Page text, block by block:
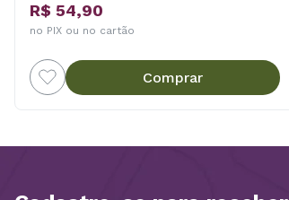
R$ 54,90
no PIX ou no cartão
Comprar